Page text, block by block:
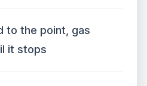
to the point, gas
it stops